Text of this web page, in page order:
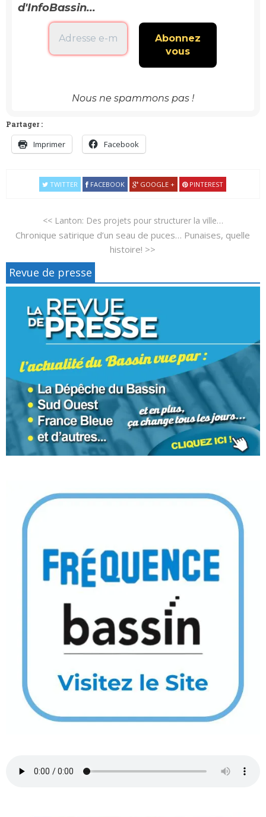
d'InfoBassin...
Nous ne spammons pas !
Partager :
Imprimer Facebook
TWITTER FACEBOOK GOOGLE + PINTEREST
<< Lanton: Des projets pour structurer la ville…
Chronique satirique d’un seau de puces… Punaises, quelle
histoire! >>
Revue de presse